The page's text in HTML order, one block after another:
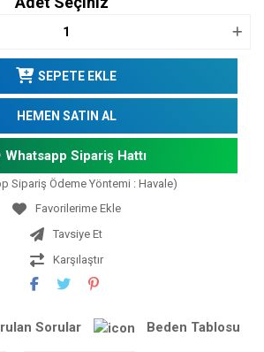
SEPETE EKLE
HEMEN SATIN AL
Whatsapp Sipariş Hattı
Sipariş Ödeme Yöntemi : Havale)
Tavsiye Et
Karşılaştır
Sorular Beden Tablosu